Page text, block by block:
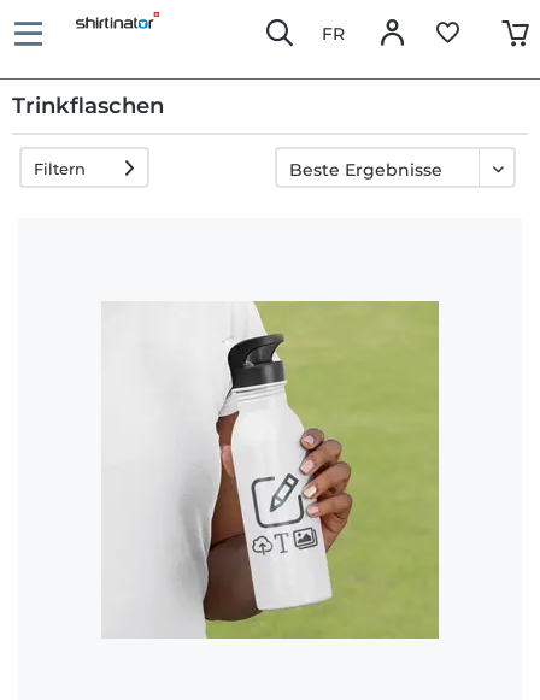
FR
Trinkflaschen
Rückgaberecht
Filtern